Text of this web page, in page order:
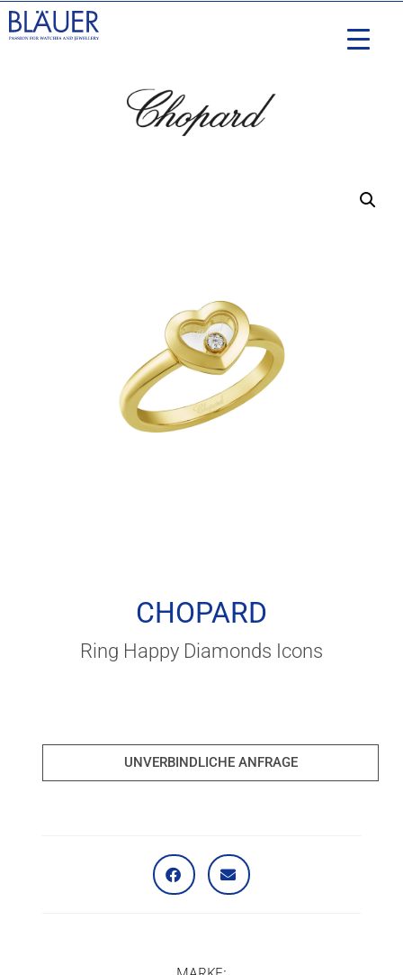
CHOPARD
Ring Happy Diamonds Icons
UNVERBINDLICHE ANFRAGE